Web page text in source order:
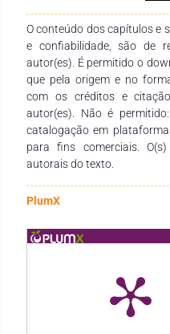
O conteúdo dos capítulos e
e confiabilidade, são de
autor(es). É permitido o
que pela origem e no
com os créditos e
autor(es). Não é
catalogação em
para fins comerciais.
autorais do texto.
PlumX